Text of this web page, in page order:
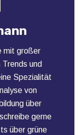
mit großer
Trends und
Spezialität
von
über
gerne
über grüne